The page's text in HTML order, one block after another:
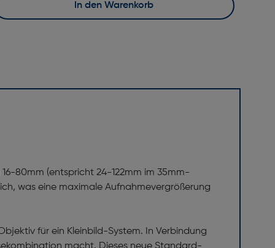
In den Warenkorb
80mm (entspricht 24-122mm im 35mm-
was eine maximale Aufnahmevergrößerung
für ein Kleinbild-System. In Verbindung